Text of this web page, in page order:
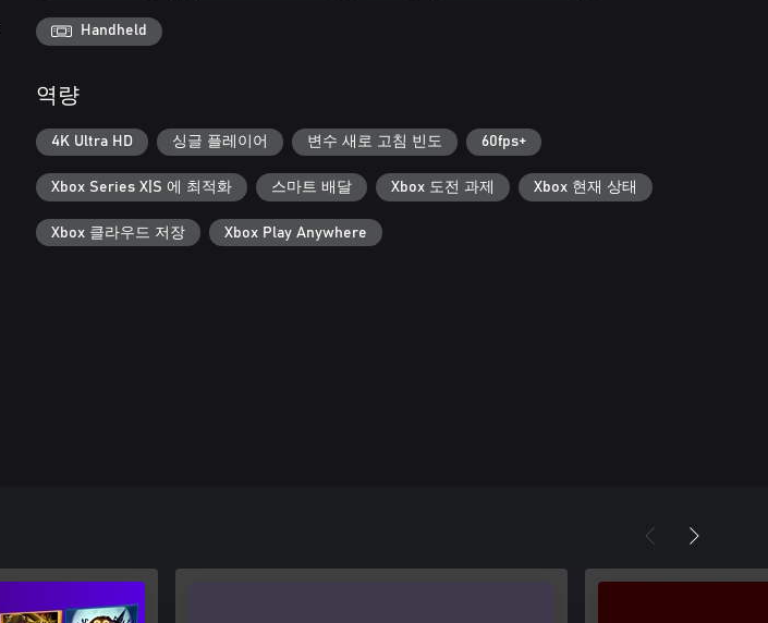
Handheld
역량
4K Ultra HD 싱글 플레이어 변수 새로 고침 빈도 60fps+
Xbox Series X|S 에 최적화 스마트 배달 Xbox 도전 과제 Xbox 현재 상태
Xbox 클라우드 저장 Xbox Play Anywhere